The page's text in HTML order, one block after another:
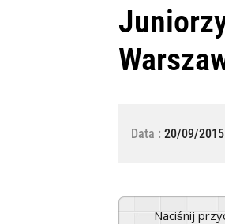
Data : 20/09/2015
Naciśnij